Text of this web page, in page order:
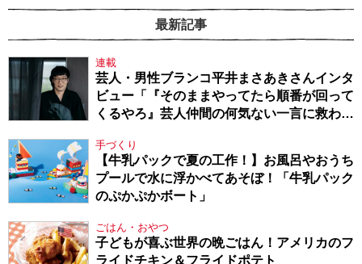
最新記事
連載
芸人・男性ブランコ平井まさあきさんインタ
ビュー「『そのままやってたら順番が回って
くるやろ』芸人仲間の何気ない一言に救われ
手づくり
【牛乳パックで夏の工作！】お風呂やおうち
プールで水に浮かべてあそぼ！「牛乳パック
のぷかぷかボート」
ごはん・おやつ
子どもが喜ぶ世界の晩ごはん！アメリカのフ
ライドチキン＆フライドポテト